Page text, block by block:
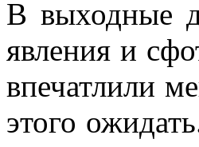
В выходные
явления и
впечатлили
этого